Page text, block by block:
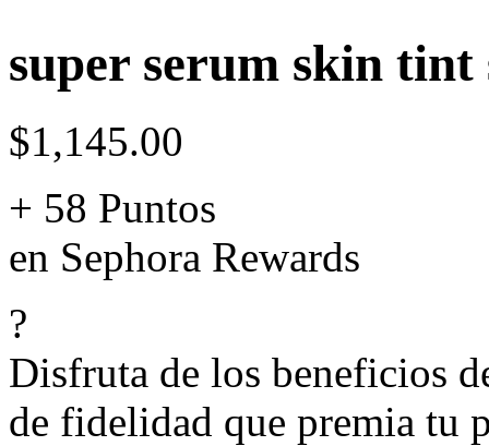
super serum skin tint
$1,145.00
+ 58 Puntos
en Sephora Rewards
?
Disfruta de los beneficios
de fidelidad que premia tu